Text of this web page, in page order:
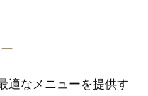
適なメニューを提供す